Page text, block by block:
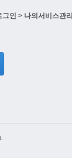
그인 > 나의서비스관